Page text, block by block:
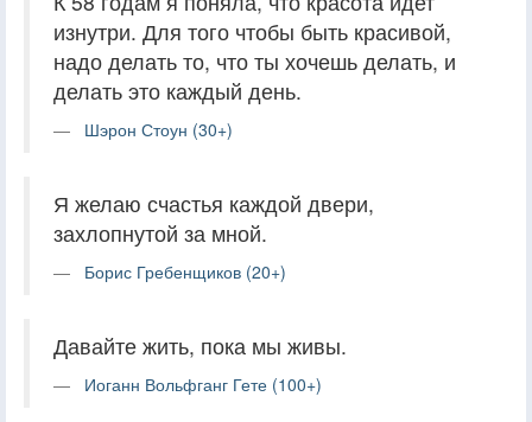
изнутри. Для того чтобы быть красивой,
надо делать то, что ты хочешь делать, и
делать это каждый день.
Шэрон Стоун (30+)
Я желаю счастья каждой двери,
захлопнутой за мной.
Борис Гребенщиков (20+)
Давайте жить, пока мы живы.
Иоганн Вольфганг Гете (100+)